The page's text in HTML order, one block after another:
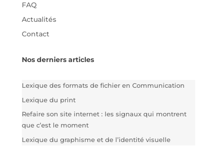
FAQ
Actualités
Contact
Nos derniers articles
Lexique des formats de fichier en Communication
Lexique du print
Refaire son site internet : les signaux qui montrent
que c’est le moment
Lexique du graphisme et de l’identité visuelle